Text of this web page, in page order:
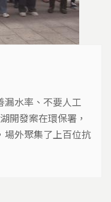
漏水率、不要人工
開發案在環保署，
場外聚集了上百位抗